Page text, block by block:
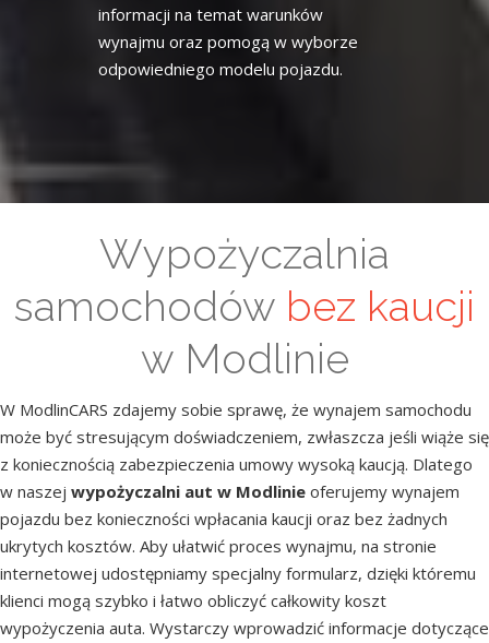
informacji na temat warunków
wynajmu oraz pomogą w wyborze
odpowiedniego modelu pojazdu.
Wypożyczalnia
samochodów bez kaucji
w Modlinie
W ModlinCARS zdajemy sobie sprawę, że wynajem samochodu
może być stresującym doświadczeniem, zwłaszcza jeśli wiąże się
z koniecznością zabezpieczenia umowy wysoką kaucją. Dlatego
w naszej wypożyczalni aut w Modlinie oferujemy wynajem
pojazdu bez konieczności wpłacania kaucji oraz bez żadnych
ukrytych kosztów. Aby ułatwić proces wynajmu, na stronie
internetowej udostępniamy specjalny formularz, dzięki któremu
klienci mogą szybko i łatwo obliczyć całkowity koszt
wypożyczenia auta. Wystarczy wprowadzić informacje dotyczące